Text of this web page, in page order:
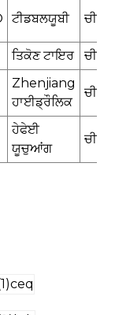
ਟੀਡਬਲਯੂਬੀ ਚੀਨ
ਤਿਕੋਣ ਟਾਇਰ ਚੀਨ
Zhenjiang
ਹਾਈਡ੍ਰੌਲਿਕ
ਚੀਨ
ਹੇਫੇਈ
ਯੂਚੁਆਂਗ
ਚੀਨ